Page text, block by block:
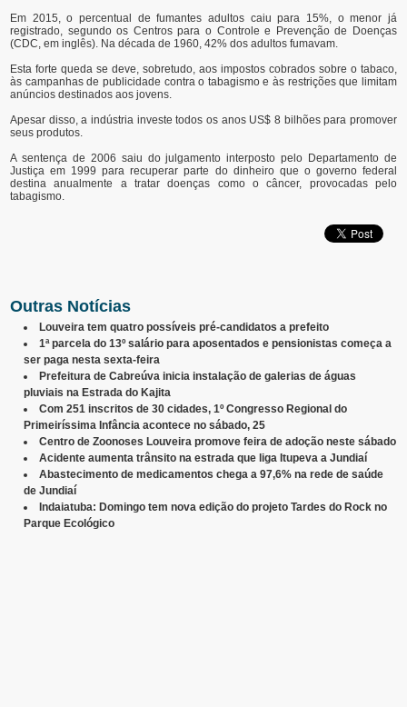
Em 2015, o percentual de fumantes adultos caiu para 15%, o menor já
registrado, segundo os Centros para o Controle e Prevenção de Doenças
(CDC, em inglês). Na década de 1960, 42% dos adultos fumavam.
Esta forte queda se deve, sobretudo, aos impostos cobrados sobre o tabaco,
às campanhas de publicidade contra o tabagismo e às restrições que limitam
anúncios destinados aos jovens.
Apesar disso, a indústria investe todos os anos US$ 8 bilhões para promover
seus produtos.
A sentença de 2006 saiu do julgamento interposto pelo Departamento de
Justiça em 1999 para recuperar parte do dinheiro que o governo federal
destina anualmente a tratar doenças como o câncer, provocadas pelo
tabagismo.
Outras Notícias
Louveira tem quatro possíveis pré-candidatos a prefeito
1ª parcela do 13º salário para aposentados e pensionistas começa a
ser paga nesta sexta-feira
Prefeitura de Cabreúva inicia instalação de galerias de águas
pluviais na Estrada do Kajita
Com 251 inscritos de 30 cidades, 1º Congresso Regional do
Primeiríssima Infância acontece no sábado, 25
Centro de Zoonoses Louveira promove feira de adoção neste sábado
Acidente aumenta trânsito na estrada que liga Itupeva a Jundiaí
Abastecimento de medicamentos chega a 97,6% na rede de saúde
de Jundiaí
Indaiatuba: Domingo tem nova edição do projeto Tardes do Rock no
Parque Ecológico